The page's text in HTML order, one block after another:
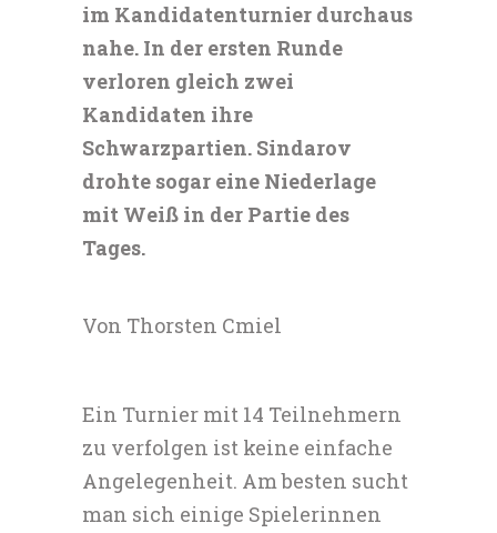
im Kandidatenturnier durchaus
nahe. In der ersten Runde
verloren gleich zwei
Kandidaten ihre
Schwarzpartien. Sindarov
drohte sogar eine Niederlage
mit Weiß in der Partie des
Tages.
Von Thorsten Cmiel
Ein Turnier mit 14 Teilnehmern
zu verfolgen ist keine einfache
Angelegenheit. Am besten sucht
man sich einige Spielerinnen